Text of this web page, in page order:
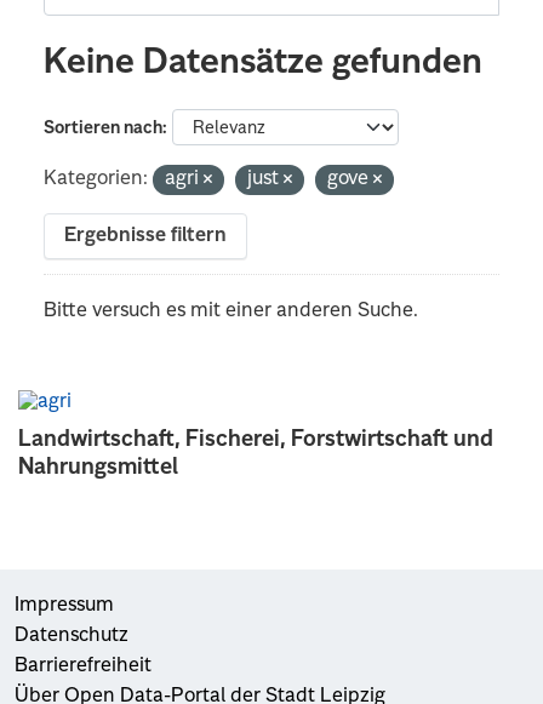
Landwirtschaft, Fischerei, Forstwirtschaft und
Nahrungsmittel
Keine Datensätze gefunden
Sortieren nach
Kategorien: agri just gove
Ergebnisse filtern
Bitte versuch es mit einer anderen Suche.
Impressum
Datenschutz
Barrierefreiheit
Über Open Data-Portal der Stadt Leipzig